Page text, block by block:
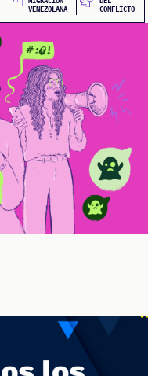
VENEZOLANA
CONFLICTO